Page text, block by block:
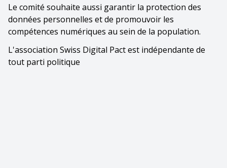
Le comité souhaite aussi garantir la protection des
données personnelles et de promouvoir les
compétences numériques au sein de la population.
L'association Swiss Digital Pact est indépendante de
tout parti politique